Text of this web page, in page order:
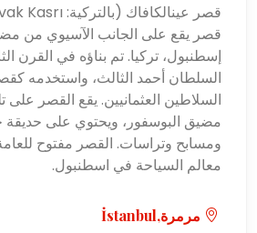
قصر يقع على الجانب الآسيوي من
إسطنبول، تركيا. تم بناؤه في القرن
السلطان أحمد الثالث، واستخدمه
السلاطين العثمانيين. يقع القصر
مضيق البوسفور، ويحتوي على حديقة
ومسابح وتراسات. القصر مفتوح
معالم السياحة في اسطنبول.
مرمرة,İstanbul